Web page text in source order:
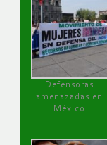
Defensoras
amenazadas en
México